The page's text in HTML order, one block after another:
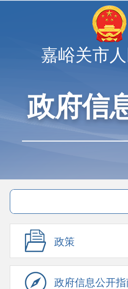
嘉峪关市
政府信
政策
政府信息公开指